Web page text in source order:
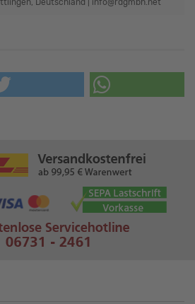
Deutschland | info@rdgmbh.net